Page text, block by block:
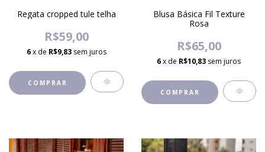
Regata cropped tule telha
R$59,00
6 x de R$9,83 sem juros
COMPRAR
Blusa Básica Fil Texture
Rosa
R$65,00
6x de R$10,83 sem juros
COMPRAR